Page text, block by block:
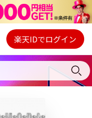
Webプレイヤー
ご契約内容の確認・変更
楽天IDでログイン